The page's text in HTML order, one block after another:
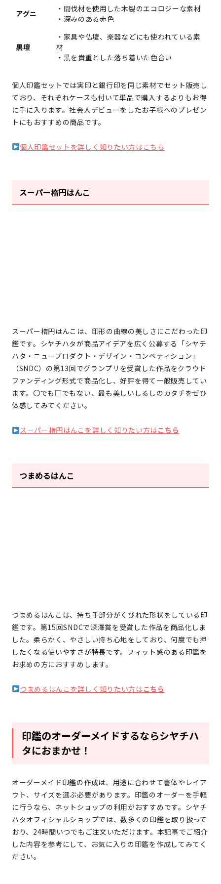
アグニ
・間伐材を使用した木製のエコロジーな素材
・深みのある赤色
黒壇
・家具や仏壇、楽器などにも使われている素
材
・黒を貴重とした落ち着いた色合い
個人印鑑セットでは実印と銀行印を同じ素材でセット販売し
ており、それぞれケースも付いて単品で購入するよりもお得
に手に入ります。社会人デビューをしたお子様へのプレゼン
トにもおすすめの商品です。
個人印鑑セットを詳しく知りたい方はこちら
スーパー楕円はんこ
スーパー楕円はんこは、印形の曲線の美しさにこだわった印
鑑です。シヤチハタが商品アイデアを広く公募する「シヤチ
ハタ・ニュープロダクト・デザイン・コンペティション」
（SNDC）の第13回でグランプリを受賞した作品をクラウド
ファンディング形式で商品化し、好評を得て一般販売してい
ます。〇でも□でもない、最も美しいしるしのカタチをぜひ
体感してみてください。
スーパー楕円はんこを詳しく知りたい方はこちら
つまめるはんこ
つまめるはんこは、持ち手部分がくびれた形状をしている印
鑑です。第15回SNDCで深澤賞を受賞した作品を商品化しま
した。柔らかく、やさしい持ち心地をしており、何度でも押
したくなる使いやすさが特長です。フィット感のある印鑑を
お求めの方におすすめします。
つまめるはんこを詳しく知りたい方はこちら
印鑑のオーダーメイドするならシヤチハ
タにおまかせ！
オーダーメイド印鑑の作成は、用途に合わせて書体やレイア
ウト、サイズを選ぶ必要があります。印鑑のオーダーを手軽
に行うなら、ネットショップの利用がおすすめです。シヤチ
ハタオフィシャルショップでは、数多くの印鑑を取り扱って
おり、24時間いつでもご注文いただけます。本記事でご紹介
した内容を参考にして、お気に入りの印鑑を作成してみてく
ださい。